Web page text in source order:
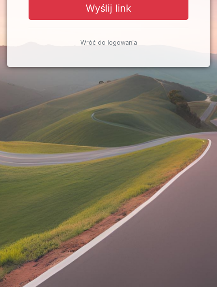
Wyślij link
Wróć do logowania